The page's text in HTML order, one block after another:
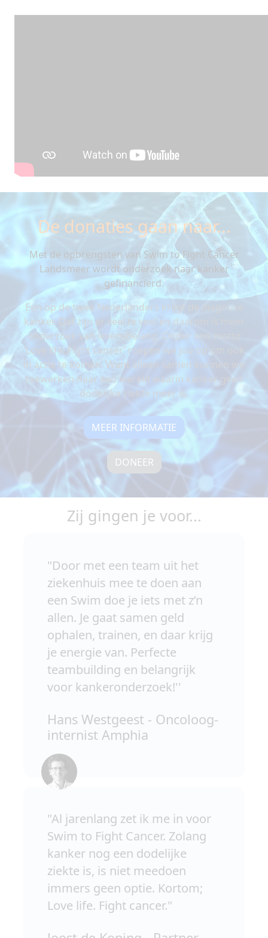
De donaties gaan naar...
Met de opbrengsten van Swim to Fight Cancer
Landsmeer wordt onderzoek naar kanker
gefinancierd.
Een op de twee Nederlanders krijgt de diagnose
kanker. Dat zijn er veel te veel en daarom is meer
onderzoek van levensbelang. Onder ons motto
‘Love life. Fight cancer’ roepen we jou op om ook
in actie te komen. Want alleen samen kunnen we
toewerken naar een wereld waarin kanker geen
dodelijke ziekte meer is.
MEER INFORMATIE
DONEER
Zij gingen je voor...
"Door met een team uit het
ziekenhuis mee te doen aan
een Swim doe je iets met z’n
allen. Je gaat samen geld
ophalen, trainen, en daar krijg
je energie van. Perfecte
teambuilding en belangrijk
voor kankeronderzoek!''
Hans Westgeest - Oncoloog-
internist Amphia
"Al jarenlang zet ik me in voor
Swim to Fight Cancer. Zolang
kanker nog een dodelijke
ziekte is, is niet meedoen
immers geen optie. Kortom;
Love life. Fight cancer."